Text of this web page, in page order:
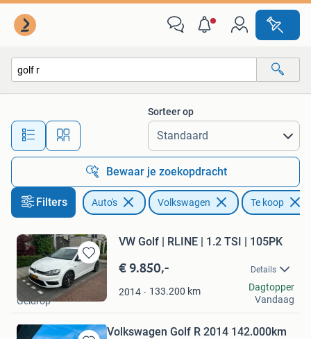
Alle afstanden…
Sorteer op
Bewaar je zoekopdracht
Filters Auto's Volkswagen Te koop
Bewaren
in
Mijn
Favorieten
VW Golf | RLINE | 1.2 TSI | 105PK
€ 9.850,- Details
2014 133.200 km
Shenna
Geldrop
Dagtopper
Vandaag
Volkswagen Golf R 2014 142.000km